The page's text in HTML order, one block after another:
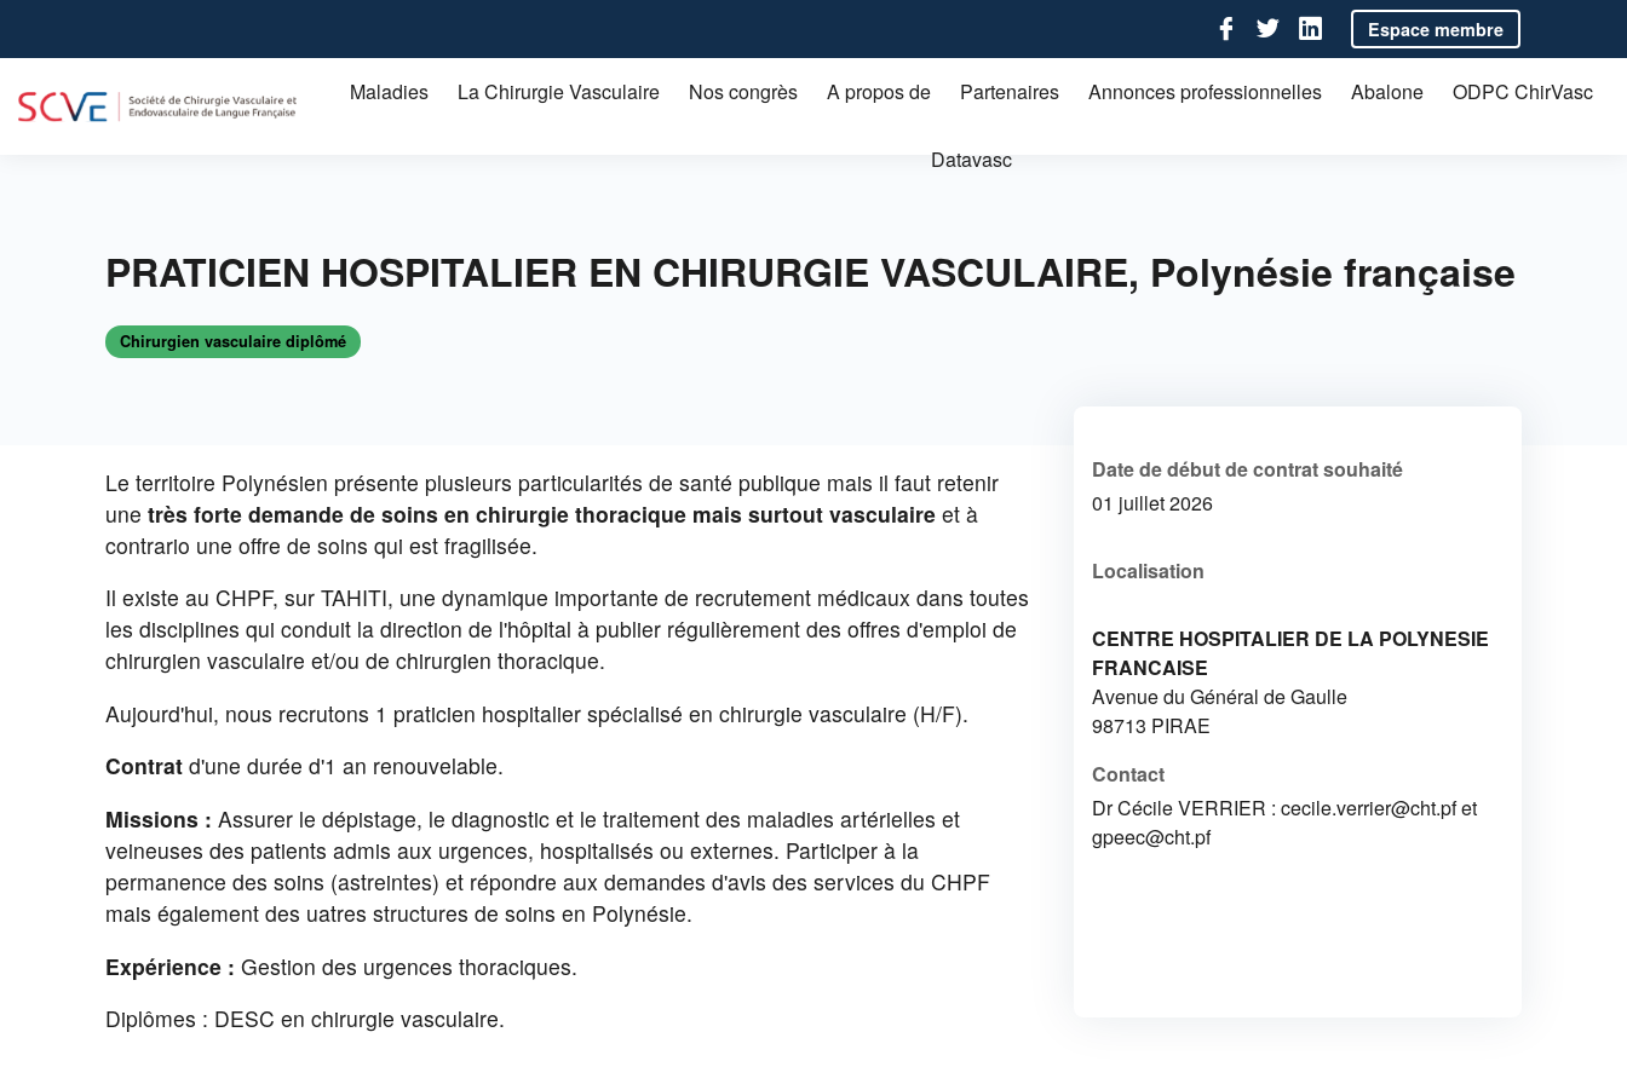
principal
Social account links
Follow us on Facebook
Follow us on Twitter
Follow us on LinkedIn
Espace membre
Maladies La Chirurgie Vasculaire Nos congrès A propos de Partenaires Annonces professionnelles Abalone ODPC ChirVasc
Datavasc
PRATICIEN HOSPITALIER EN CHIRURGIE VASCULAIRE, Polynésie française
Chirurgien vasculaire diplômé
Le territoire Polynésien présente plusieurs particularités de santé publique mais il faut retenir
une très forte demande de soins en chirurgie thoracique mais surtout vasculaire et à
contrario une offre de soins qui est fragilisée.
Il existe au CHPF, sur TAHITI, une dynamique importante de recrutement médicaux dans toutes
les disciplines qui conduit la direction de l'hôpital à publier régulièrement des offres d'emploi de
chirurgien vasculaire et/ou de chirurgien thoracique.
Aujourd'hui, nous recrutons 1 praticien hospitalier spécialisé en chirurgie vasculaire (H/F).
Contrat d'une durée d'1 an renouvelable.
Missions : Assurer le dépistage, le diagnostic et le traitement des maladies artérielles et
veineuses des patients admis aux urgences, hospitalisés ou externes. Participer à la
permanence des soins (astreintes) et répondre aux demandes d'avis des services du CHPF
mais également des uatres structures de soins en Polynésie.
Expérience : Gestion des urgences thoraciques.
Diplômes : DESC en chirurgie vasculaire.
Date de début de contrat souhaité
01 juillet 2026
Localisation
CENTRE HOSPITALIER DE LA POLYNESIE
FRANCAISE
Avenue du Général de Gaulle
98713 PIRAE
Contact
Dr Cécile VERRIER : cecile.verrier@cht.pf et
gpeec@cht.pf